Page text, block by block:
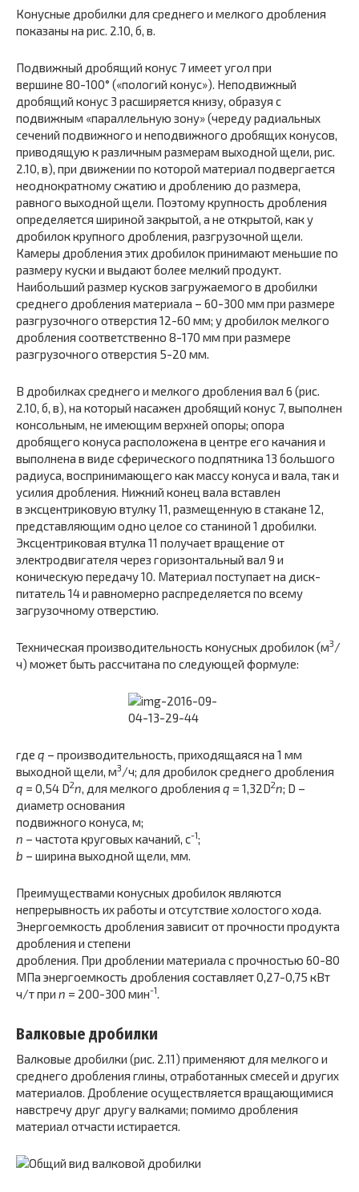
Конусные дробилки для среднего и мелкого дробления
показаны на рис. 2.10, б, в.
Подвижный дробящий конус 7 имеет угол при
вершине 80-100° («пологий конус»). Неподвижный
дробящий конус 3 расширяется книзу, образуя с
подвижным «параллельную зону» (череду радиальных
сечений подвижного и неподвижного дробящих конусов,
приводящую к различным размерам выходной щели, рис.
2.10, в), при движении по которой материал подвергается
неоднократному сжатию и дроблению до размера,
равного выходной щели. Поэтому крупность дробления
определяется шириной закрытой, а не открытой, как у
дробилок крупного дробления, разгрузочной щели.
Камеры дробления этих дробилок принимают меньшие по
размеру куски и выдают более мелкий продукт.
Наибольший размер кусков загружаемого в дробилки
среднего дробления материала – 60-300 мм при размере
разгрузочного отверстия 12-60 мм; у дробилок мелкого
дробления соответственно 8-170 мм при размере
разгрузочного отверстия 5-20 мм.
В дробилках среднего и мелкого дробления вал 6 (рис.
2.10, б, в), на который насажен дробящий конус 7, выполнен
консольным, не имеющим верхней опоры; опора
дробящего конуса расположена в центре его качания и
выполнена в виде сферического подпятника 13 большого
радиуса, воспринимающего как массу конуса и вала, так и
усилия дробления. Нижний конец вала вставлен
в эксцентриковую втулку 11, размещенную в стакане 12,
представляющим одно целое со станиной 1 дробилки.
Эксцентриковая втулка 11 получает вращение от
электродвигателя через горизонтальный вал 9 и
коническую передачу 10. Материал поступает на диск-
питатель 14 и равномерно распределяется по всему
загрузочному отверстию.
Техническая производительность конусных дробилок (м3/
ч) может быть рассчитана по следующей формуле:
где q – производительность, приходящаяся на 1 мм
выходной щели, м3/ч; для дробилок среднего дробления
q = 0,54 D2n, для мелкого дробления q = 1,32D2n; D –
диаметр основания
подвижного конуса, м;
n – частота круговых качаний, с-1;
b – ширина выходной щели, мм.
Преимуществами конусных дробилок являются
непрерывность их работы и отсутствие холостого хода.
Энергоемкость дробления зависит от прочности продукта
дробления и степени
дробления. При дроблении материала с прочностью 60-80
МПа энергоемкость дробления составляет 0,27-0,75 кВт
ч/т при n = 200-300 мин-1.
Валковые дробилки
Валковые дробилки (рис. 2.11) применяют для мелкого и
среднего дробления глины, отработанных смесей и других
материалов. Дробление осуществляется вращающимися
навстречу друг другу валками; помимо дробления
материал отчасти истирается.